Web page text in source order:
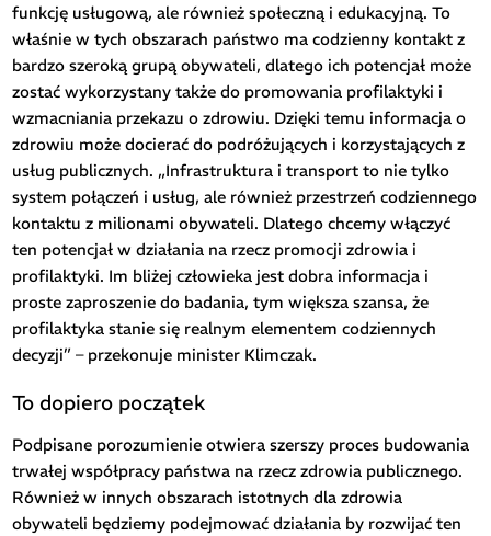
funkcję usługową, ale również społeczną i edukacyjną. To
właśnie w tych obszarach państwo ma codzienny kontakt z
bardzo szeroką grupą obywateli, dlatego ich potencjał może
zostać wykorzystany także do promowania profilaktyki i
wzmacniania przekazu o zdrowiu. Dzięki temu informacja o
zdrowiu może docierać do podróżujących i korzystających z
usług publicznych. „Infrastruktura i transport to nie tylko
system połączeń i usług, ale również przestrzeń codziennego
kontaktu z milionami obywateli. Dlatego chcemy włączyć
ten potencjał w działania na rzecz promocji zdrowia i
profilaktyki. Im bliżej człowieka jest dobra informacja i
proste zaproszenie do badania, tym większa szansa, że
profilaktyka stanie się realnym elementem codziennych
decyzji” – przekonuje minister Klimczak.
To dopiero początek
Podpisane porozumienie otwiera szerszy proces budowania
trwałej współpracy państwa na rzecz zdrowia publicznego.
Również w innych obszarach istotnych dla zdrowia
obywateli będziemy podejmować działania by rozwijać ten